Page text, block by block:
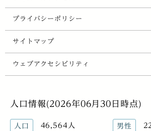
プライバシーポリシー
サイトマップ
ウェブアクセシビリティ
人口情報(2026年06月30日時点)
人口 46,564人 男性